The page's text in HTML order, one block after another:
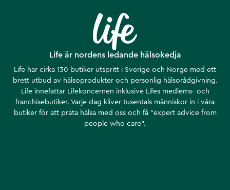
Life är nordens ledande hälsokedja
Life har cirka 130 butiker utspritt i Sverige och Norge med ett
brett utbud av hälsoprodukter och personlig hälsorådgivning.
Life innefattar Lifekoncernen inklusive Lifes medlems- och
franchisebutiker. Varje dag kliver tusentals människor in i våra
butiker för att prata hälsa med oss och få ”expert advice from
people who care”.